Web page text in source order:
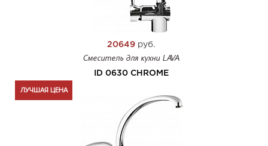
20649 руб.
Смеситель для кухни LAVA
ID 0630 CHROME
ЛУЧШАЯ ЦЕНА